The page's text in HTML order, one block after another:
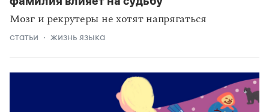
Мозг и рекрутеры не хотят напрягаться
статьи жизнь языка